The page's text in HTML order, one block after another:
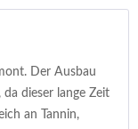
Der Ausbau
dieser lange Zeit
an Tannin,